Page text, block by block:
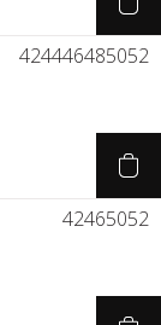
424446485052
42465052